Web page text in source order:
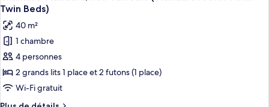
(Standard
Room
A)
chambre
Standard,
non-
fumeurs
(Standard
Room
toutes
les
photos
pour
ce
type
de
chambre :
Twin Beds)
40 m²
1 chambre
4 personnes
2 grands lits 1 place et 2 futons (1 place)
Wi-Fi gratuit